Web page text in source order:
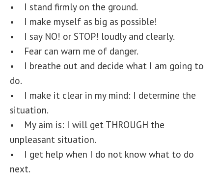
• I stand firmly on the ground.
• I make myself as big as possible!
• I say NO! or STOP! loudly and clearly.
• Fear can warn me of danger.
• I breathe out and decide what I am going to
do.
• I make it clear in my mind: I determine the
situation.
• My aim is: I will get THROUGH the
unpleasant situation.
• I get help when I do not know what to do
next.